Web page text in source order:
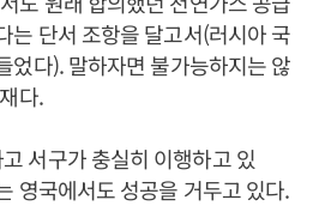
는 단서 조항을 달고서(러시아 국
었다). 말하자면 불가능하지는 않
다.
서구가 충실히 이행하고 있
영국에서도 성공을 거두고 있다.